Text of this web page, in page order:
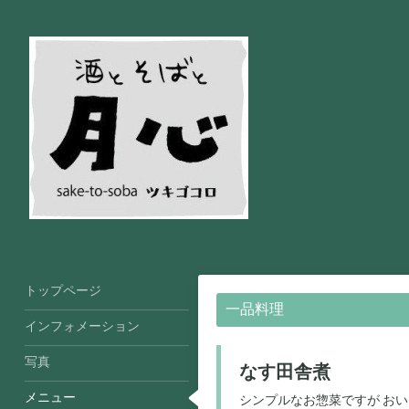
一品料理
なす田舎煮
シンプルなお惣菜ですが お
トップページ
インフォメーション
写真
メニュー